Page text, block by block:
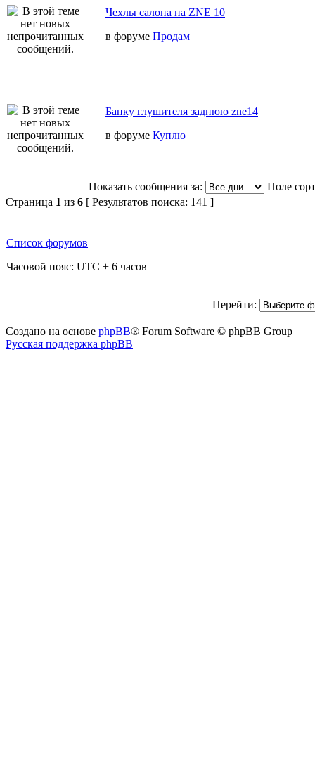
Чехлы салона на ZNE 10
в форуме Продам
Банку глушителя заднюю zne14
в форуме Куплю
Показать сообщения за:
Поле
Страница 1 из 6 [ Результатов поиска: 141 ]
Список форумов
Часовой пояс: UTC + 6 часов
Перейти:
Создано на основе phpBB® Forum Software © phpBB Group
Русская поддержка phpBB